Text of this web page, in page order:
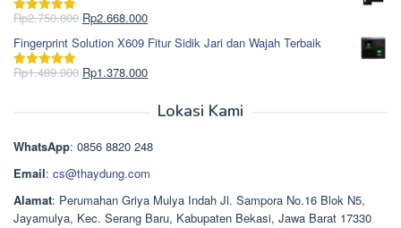
Rp965.000.adalah:
Dinilai5.00
Rp2.750.000 Harga
aslinya
adalah:
Rp2.750.000.
Rp2.668.000Harga
saat
ini
adalah:
Fingerprint Solution X609 Fitur Sidik Jari dan Wajah Terbaik
Dinilai5.00
Rp1.489.000 Harga
Rp1.378.000Harga
Rp1.378.000.
Lokasi Kami
WhatsApp: 0856 8820 248
Email: cs@thaydung.com
Alamat: Perumahan Griya Mulya Indah Jl. Sampora No.16 Blok N5,
Jayamulya, Kec. Serang Baru, Kabupaten Bekasi, Jawa Barat 17330